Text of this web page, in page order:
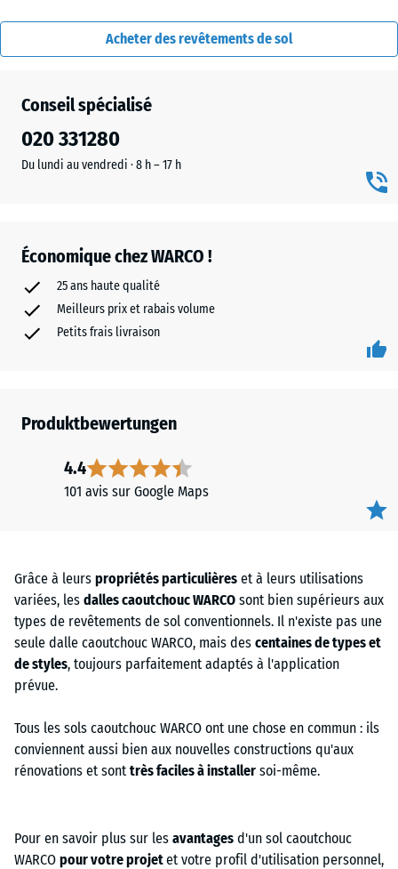
Acheter des revêtements de sol
Conseil spécialisé
020 331280
Du lundi au vendredi · 8 h – 17 h
Économique chez WARCO !
25 ans haute qualité
Meilleurs prix et rabais volume
Petits frais livraison
Produktbewertungen
4.4
101 avis sur Google Maps
Grâce à leurs propriétés particulières et à leurs utilisations
variées, les dalles caoutchouc WARCO sont bien supérieurs aux
types de revêtements de sol conventionnels. Il n'existe pas une
seule dalle caoutchouc WARCO, mais des centaines de types et
de styles, toujours parfaitement adaptés à l'application
prévue.
Tous les sols caoutchouc WARCO ont une chose en commun : ils
conviennent aussi bien aux nouvelles constructions qu'aux
rénovations et sont très faciles à installer soi-même.
Pour en savoir plus sur les avantages d'un sol caoutchouc
WARCO pour votre projetet votre profil d'utilisation personnel,